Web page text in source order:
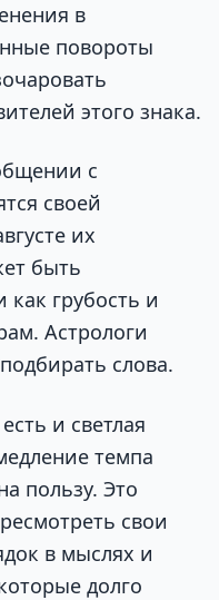
в
повороты
этого знака.
с
своей
их
быть
грубость и
Астрологи
слова.
и светлая
темпа
пользу. Это
свои
в мыслях и
долго